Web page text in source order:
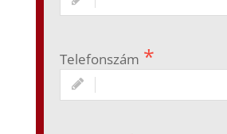
Telefonszám